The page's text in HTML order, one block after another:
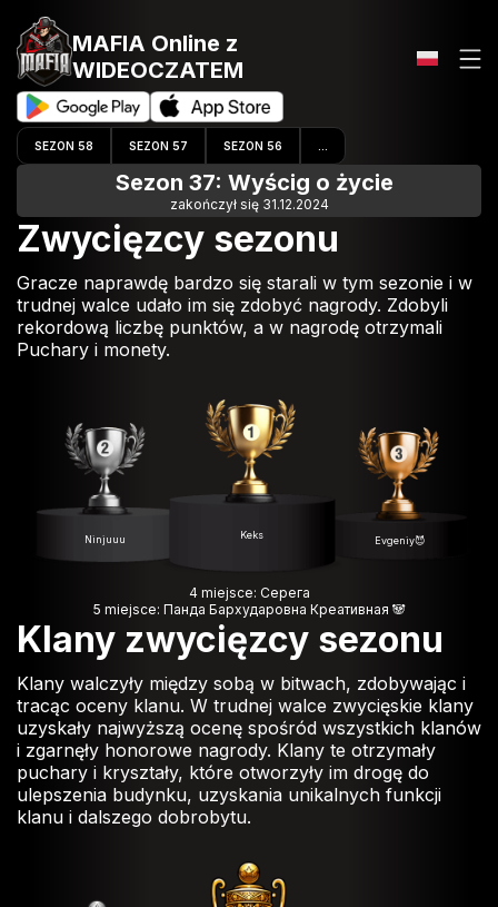
MAFIA Online z
WIDEOCZATEM
SEZON 58 SEZON 57 SEZON 56
Sezon 37: Wyścig o życie
zakończył się 31.12.2024
Zwycięzcy sezonu
Gracze naprawdę bardzo się starali w tym sezonie i w
trudnej walce udało im się zdobyć nagrody. Zdobyli
rekordową liczbę punktów, a w nagrodę otrzymali
Puchary i monety.
Keks
Ninjuuu Evgeniy😈
4 miejsce: Серега
5 miejsce: Панда Бархударовна Креативная 🐼
Klany zwycięzcy sezonu
Klany walczyły między sobą w bitwach, zdobywając i
tracąc oceny klanu. W trudnej walce zwycięskie klany
uzyskały najwyższą ocenę spośród wszystkich klanów
i zgarnęły honorowe nagrody. Klany te otrzymały
puchary i kryształy, które otworzyły im drogę do
ulepszenia budynku, uzyskania unikalnych funkcji
klanu i dalszego dobrobytu.